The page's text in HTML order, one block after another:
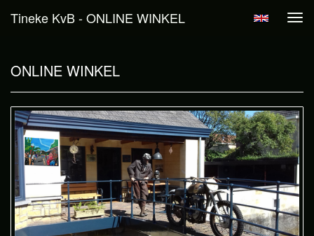
Tineke KvB - ONLINE WINKEL
ONLINE WINKEL